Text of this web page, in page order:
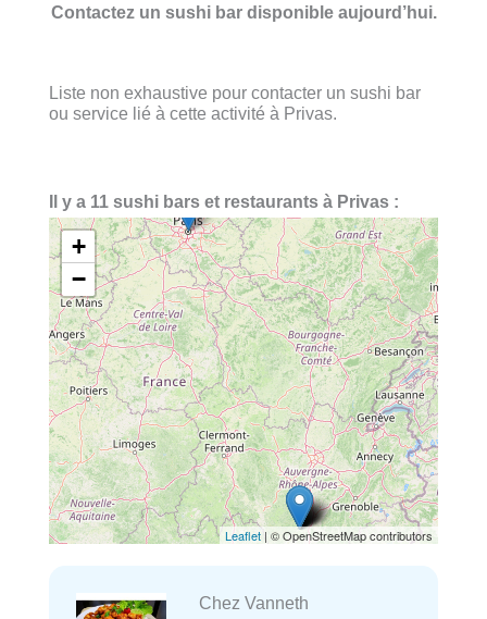
Contactez un sushi bar disponible aujourd’hui.
Liste non exhaustive pour contacter un sushi bar
ou service lié à cette activité à Privas.
Il y a 11 sushi bars et restaurants à Privas :
+
−
Leaflet | © OpenStreetMap contributors
Chez Vanneth